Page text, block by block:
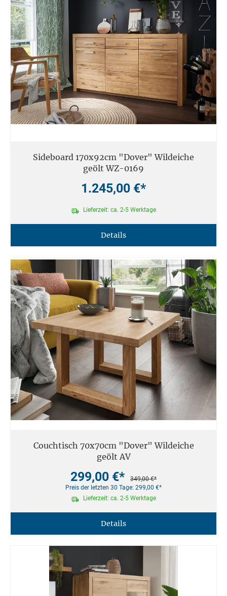
Sideboard 170x92cm "Dover" Wildeiche
geölt WZ-0169
1.245,00 €*
Lieferzeit: ca. 2-5 Werktage
Details
Couchtisch 70x70cm "Dover" Wildeiche
geölt AV
299,00 €*
349,00 €*
Preis der letzten 30 Tage: 299,00 €*
Lieferzeit: ca. 2-5 Werktage
Details